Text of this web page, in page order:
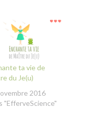
ta vie de
du Je(u)
2016
"EfferveScience"